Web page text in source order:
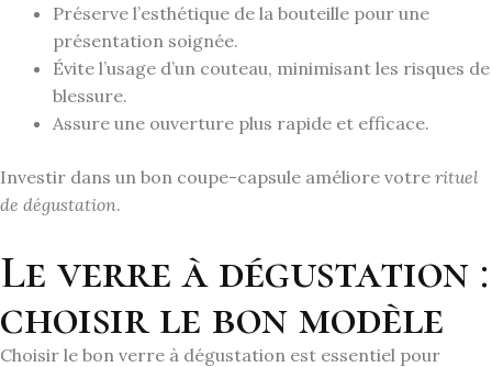
Préserve l’esthétique de la bouteille pour une
présentation soignée.
Évite l’usage d’un couteau, minimisant les risques de
blessure.
Assure une ouverture plus rapide et efficace.
Investir dans un bon coupe-capsule améliore votre rituel
de dégustation.
Le verre à dégustation :
choisir le bon modèle
Choisir le bon verre à dégustation est essentiel pour